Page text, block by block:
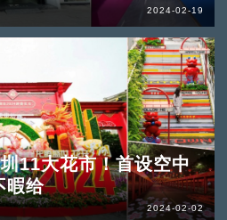
2024-02-19
11大花市！首设空中
暇给
2024-02-02